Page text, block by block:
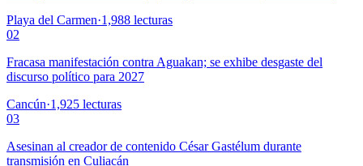
Playa del Carmen·1,988 lecturas
02
Fracasa manifestación contra Aguakan; se exhibe desgaste del
discurso político para 2027
Cancún·1,925 lecturas
03
Asesinan al creador de contenido César Gastélum durante
transmisión en Culiacán